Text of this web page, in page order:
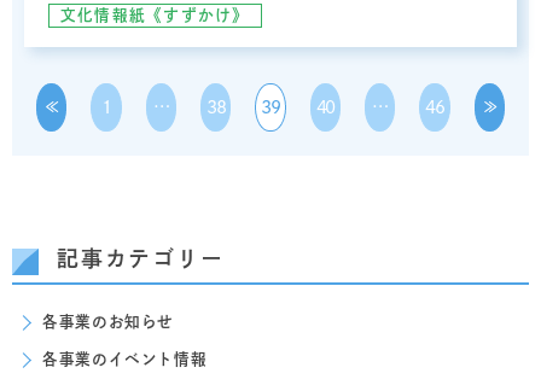
文化情報紙《すずかけ》
≪ 1 … 38 39 40 … 46 ≫
記事カテゴリー
各事業のお知らせ
各事業のイベント情報